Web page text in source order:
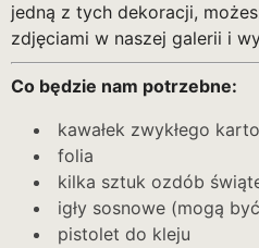
jedną z tych dekoracji,
zdjęciami w naszej galerii i
Co będzie nam potrzebne:
kawałek zwykłego
folia
kilka sztuk ozdób
igły sosnowe (mogą
pistolet do kleju